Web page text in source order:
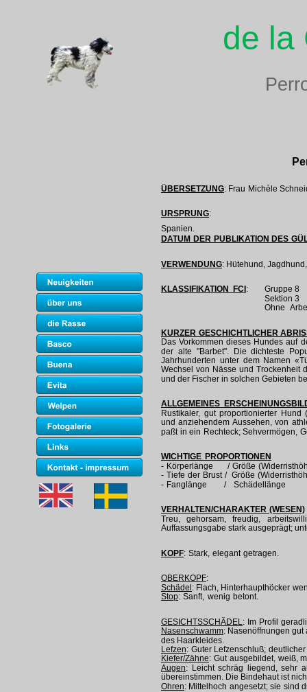
ÜBERSETZUNG: Frau Michèle
URSPRUNG:
Spanien.
DATUM DER PUBLIKATION DES
VERWENDUNG: Hütehund,
KLASSIFIKATION FCI :
Gruppe 8
Sektion 3
Ohne
KURZER GESCHICHTLICHER
Das Vorkommen dieses Hundes auf
der alte "Barbet". Die dichteste
Jahrhunderten unter dem Namen
Wechsel von Nässe und Trockenheit
und der Fischer in solchen Gebieten
ALLGEMEINES
Rustikaler, gut proportionierter
und anziehendem Aussehen, von
paßt in ein Rechteck; Sehvermögen,
WICHTIGE PROPORTIONEN
- Körperlänge / Größe
- Tiefe der Brust / Größe
- Fanglänge / Schädellänge
VERHALTEN/CHARAKTER (WESEN)
Treu, gehorsam, freudig,
Auffassungsgabe stark ausgeprägt;
KOPF: Stark, elegant getragen.
OBERKOPF:
Schädel : Flach, Hinterhaupthöcker
Stop: Sanft, wenig betont.
GESICHTSSCHÄDEL: Im Profil
Nasenschwamm: Nasenöffnungen
des Haarkleides.
Lefzen: Guter Lefzenschluß;
Kiefer/Zähne: Gut ausgebildet, weiß,
Augen: Leicht schräg liegend, sehr
übereinstimmen. Die Bindehaut ist
Ohren: Mittelhoch angesetzt; sie sind
de la